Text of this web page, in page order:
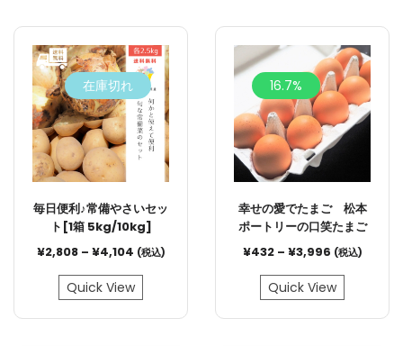
在庫切れ
毎日便利♪常備やさいセッ
ト[1箱 5kg/10kg]
¥2,808 – ¥4,104 (税込)
Quick View
16.7%
幸せの愛でたまご 松本
ポートリーの口笑たまご
¥432 – ¥3,996 (税込)
Quick View